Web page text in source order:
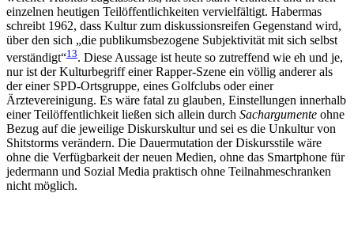
einzelnen heutigen Teilöffentlichkeiten vervielfältigt. Habermas
schreibt 1962, dass Kultur zum diskussionsreifen Gegenstand wird,
über den sich „die publikumsbezogene Subjektivität mit sich selbst
verständigt“13. Diese Aussage ist heute so zutreffend wie eh und je,
nur ist der Kulturbegriff einer Rapper-Szene ein völlig anderer als
der einer SPD-Ortsgruppe, eines Golfclubs oder einer
Ärztevereinigung. Es wäre fatal zu glauben, Einstellungen innerhalb
einer Teilöffentlichkeit ließen sich allein durch Sachargumente ohne
Bezug auf die jeweilige Diskurskultur und sei es die Unkultur von
Shitstorms verändern. Die Dauermutation der Diskursstile wäre
ohne die Verfügbarkeit der neuen Medien, ohne das Smartphone für
jedermann und Sozial Media praktisch ohne Teilnahmeschranken
nicht möglich.